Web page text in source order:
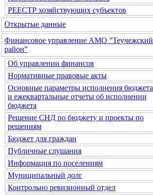
РЕЕСТР хозяйствующих субъектов
Открытые данные
Финансовое управление АМО "Теучежский
район"
Об управлении финансов
Нормативные правовые акты
Основные параметры исполнения бюджета
и ежеквартальные отчеты об исполнении
бюджета
Решение СНД по бюджету и проекты по
решениям
Бюджет для граждан
Публичные слушания
Информация по поселениям
Муниципальный долг
Контрольно ревизионный отдел